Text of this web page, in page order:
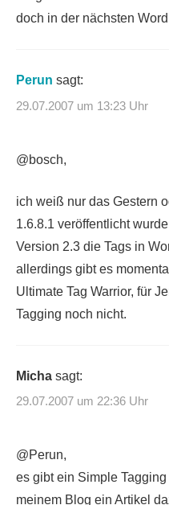
doch in der nächsten
Perun sagt:
29.07.2007 um 13:23 Uhr
@bosch,
ich weiß nur das Gestern
1.6.8.1 veröffentlicht
Version 2.3 die Tags in
allerdings gibt es
Ultimate Tag Warrior, für
Tagging noch nicht.
Micha sagt:
29.07.2007 um 22:36 Uhr
@Perun,
es gibt ein Simple
meinem Blog ein Artikel